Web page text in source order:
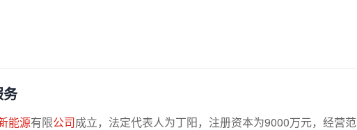
能源有限公司成立，法定代表人为丁阳，注册资本为9000万元，经营范